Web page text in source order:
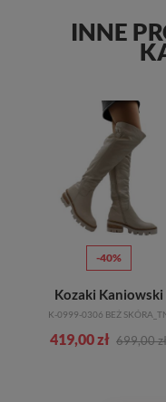
INNE
-40%
Kozaki Kaniowski
K-0999-0306 BEŻ
419,00 zł 699,00 zł